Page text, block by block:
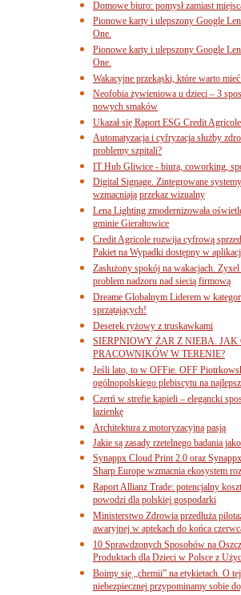
Domowe biuro: pomysł zamiast
Pionowe karty i ulepszony Google
One.
Pionowe karty i ulepszony Google
One.
Wakacyjne przekąski, które warto
Neofobia żywieniowa u dzieci – 3
nowych smaków
Ukazał się Raport ESG Credit
Automatyzacja i cyfryzacja służby
problemy szpitali?
IT Hub Gliwice - biura, coworking,
Digital Signage. Zintegrowane
wzmacniają przekaz wizualny
Lena Lighting zmodernizowała
gminie Gierałtowice
Credit Agricole rozwija cyfrową
Pakiet na Wypadki dostępny w
Zasłużony spokój na wakacjach.
problem nadzoru nad siecią firmową
Dreame Globalnym Liderem w
sprzątających!
Deserek ryżowy z truskawkami
SIERPNIOWY ŻAR Z NIEBA. JAK
PRACOWNIKÓW W TERENIE?
Jeśli lato, to w OFFie. OFF
ogólnopolskiego plebiscytu na
Czerń w strefie kąpieli – elegancki
łazienkę
Architektura z motoryzacyjną pasją
Jakie są zasady rzetelnego badania
Synappx Cloud Print 2.0 oraz
Sharp Europe wzmacnia ekosystem
Raport Allianz Trade: potencjalny
powodzi dla polskiej gospodarki
Ministerstwo Zdrowia przedłuża
awaryjnej w aptekach do końca
10 Sprawdzonych Sposobów na
Produktach dla Dzieci w Polsce z
Boimy się „chemii” na etykietach. O
niebezpiecznej przypominamy sobie